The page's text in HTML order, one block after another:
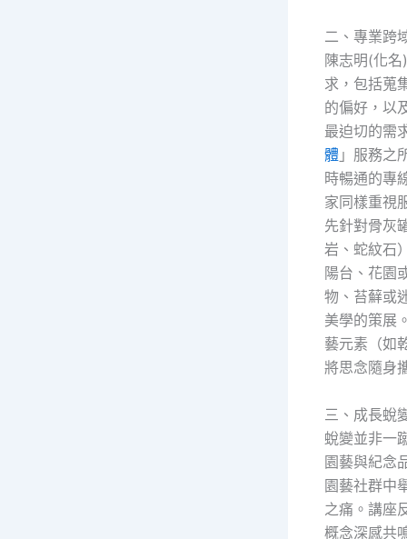
二、專業跨
陳志明(化
求，包括蒐
的偏好，以
最迫切的需
體 」服務之
時暢通的專
家同樣重視
先針對骨灰
岩、蛇紋石
陽台、花園
物、苔蘚或
美學的策展
藝元素（如
將思念隨身
三、成長蛻
蛻變並非一
園藝與紀念
園藝社群中
之痛。講座
概念深感共